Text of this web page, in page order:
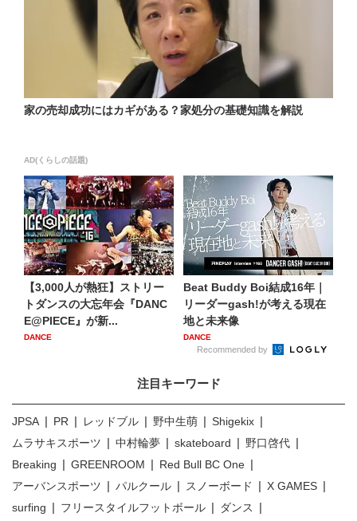
家の売却成功にはカギがある？家処分の基礎知識を解説
AD(くらしの話題)
​【3,000人が熱狂】ストリー
トダンスの大忘年会『DANC
E@PIECE』が新...
DANCE
Beat Buddy Boi結成16年｜
リーダーgash!が考える現在
地と未来像
DANCE
Recommended by
注目キーワード
JPSA PR レッドブル 野中生萌
Shigekix
ムラサキスポーツ
中村輪夢 skateboard
野口啓代
Breaking
GREENROOM
Red Bull BC One
アーバンスポーツ
パルクール スノーボード
X GAMES
surfing
フリースタイルフットボール
ダンス